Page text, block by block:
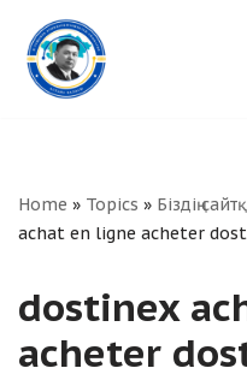
Skip
to
Home » Topics » Біздің
achat en ligne acheter
dostinex
acheter